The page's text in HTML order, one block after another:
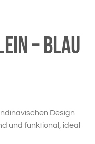
– blau
Design
und funktional, ideal